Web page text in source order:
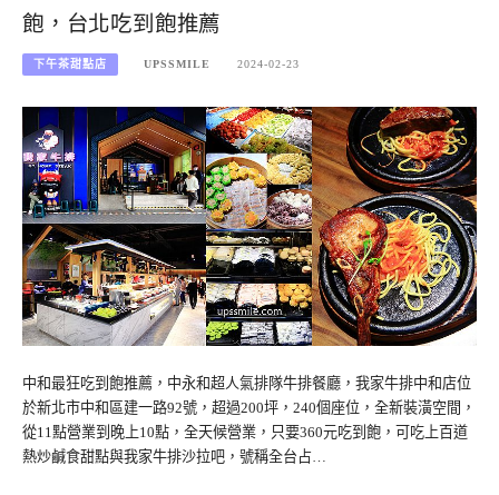
飽，台北吃到飽推薦
下午茶甜點店 UPSSMILE 2024-02-23
中和最狂吃到飽推薦，中永和超人氣排隊牛排餐廳，我家牛排中和店位
於新北市中和區建一路92號，超過200坪，240個座位，全新裝潢空間，
從11點營業到晚上10點，全天候營業，只要360元吃到飽，可吃上百道
熱炒鹹食甜點與我家牛排沙拉吧，號稱全台占…